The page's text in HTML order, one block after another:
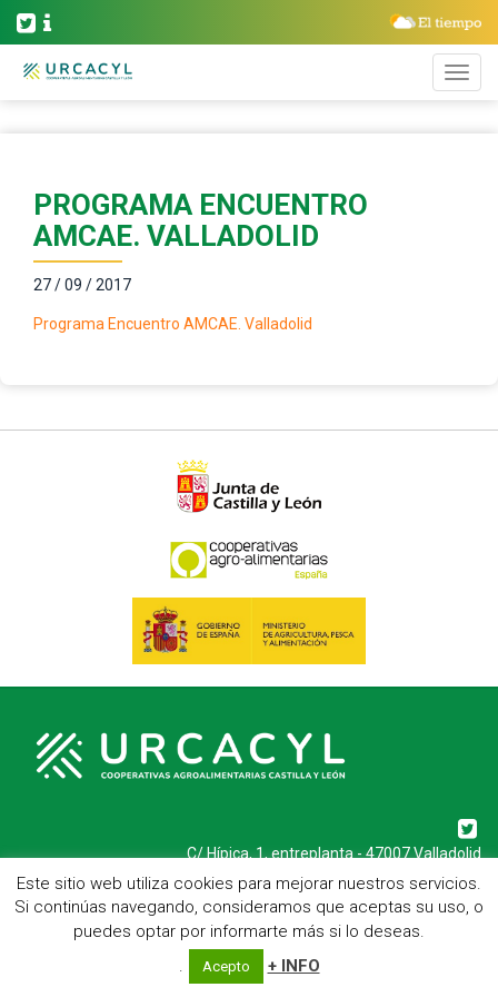
PROGRAMA ENCUENTRO
AMCAE. VALLADOLID
27 / 09 / 2017
Programa Encuentro AMCAE. Valladolid
C/ Hípica, 1, entreplanta - 47007 Valladolid
Telf.: 983 23 95 15 - Fax: 983 22 23 56 -
Aviso Legal
Este sitio web utiliza cookies para mejorar nuestros servicios.
Si continúas navegando, consideramos que aceptas su uso, o
puedes optar por informarte más si lo deseas.
.
Acepto + INFO